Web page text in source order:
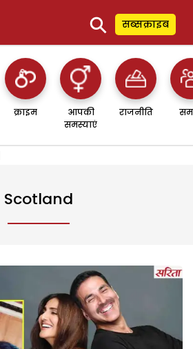
⚲ सब्सक्राइब
क्राइम
आपकी
समस्याएं
राजनीति
Scotland